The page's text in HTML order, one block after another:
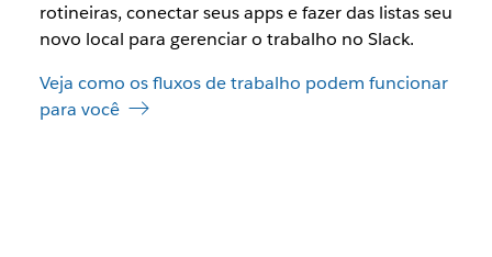
rotineiras, conectar seus apps e fazer das listas seu
novo local para gerenciar o trabalho no Slack.
Veja como os fluxos de trabalho podem funcionar
para você